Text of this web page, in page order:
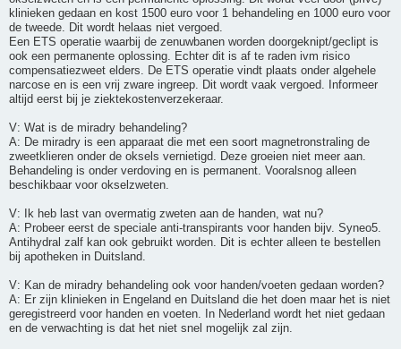
klinieken gedaan en kost 1500 euro voor 1 behandeling en 1000 euro voor
de tweede. Dit wordt helaas niet vergoed.
Een ETS operatie waarbij de zenuwbanen worden doorgeknipt/geclipt is
ook een permanente oplossing. Echter dit is af te raden ivm risico
compensatiezweet elders. De ETS operatie vindt plaats onder algehele
narcose en is een vrij zware ingreep. Dit wordt vaak vergoed. Informeer
altijd eerst bij je ziektekostenverzekeraar.
V: Wat is de miradry behandeling?
A: De miradry is een apparaat die met een soort magnetronstraling de
zweetklieren onder de oksels vernietigd. Deze groeien niet meer aan.
Behandeling is onder verdoving en is permanent. Vooralsnog alleen
beschikbaar voor okselzweten.
V: Ik heb last van overmatig zweten aan de handen, wat nu?
A: Probeer eerst de speciale anti-transpirants voor handen bijv. Syneo5.
Antihydral zalf kan ook gebruikt worden. Dit is echter alleen te bestellen
bij apotheken in Duitsland.
V: Kan de miradry behandeling ook voor handen/voeten gedaan worden?
A: Er zijn klinieken in Engeland en Duitsland die het doen maar het is niet
geregistreerd voor handen en voeten. In Nederland wordt het niet gedaan
en de verwachting is dat het niet snel mogelijk zal zijn.